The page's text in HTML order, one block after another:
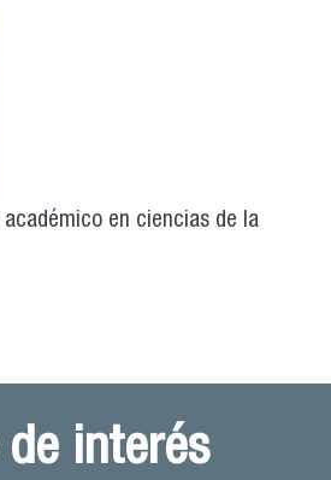
en ciencias de la
de interés